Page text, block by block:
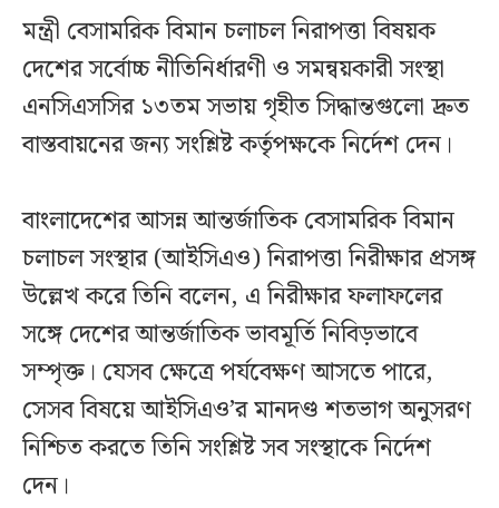
মন্ত্রী বেসামরিক বিমান চলাচল নিরাপত্তা বিষয়ক
দেশের সর্বোচ্চ নীতিনির্ধারণী ও সমন্বয়কারী সংস্থা
এনসিএসসির ১৩তম সভায় গৃহীত সিদ্ধান্তগুলো দ্রুত
বাস্তবায়নের জন্য সংশ্লিষ্ট কর্তৃপক্ষকে নির্দেশ দেন।
বাংলাদেশের আসন্ন আন্তর্জাতিক বেসামরিক বিমান
চলাচল সংস্থার (আইসিএও) নিরাপত্তা নিরীক্ষার প্রসঙ্গ
উল্লেখ করে তিনি বলেন, এ নিরীক্ষার ফলাফলের
সঙ্গে দেশের আন্তর্জাতিক ভাবমূর্তি নিবিড়ভাবে
সম্পৃক্ত। যেসব ক্ষেত্রে পর্যবেক্ষণ আসতে পারে,
সেসব বিষয়ে আইসিএও’র মানদণ্ড শতভাগ অনুসরণ
নিশ্চিত করতে তিনি সংশ্লিষ্ট সব সংস্থাকে নির্দেশ
দেন।